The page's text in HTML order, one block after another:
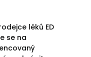
léků ED
se na